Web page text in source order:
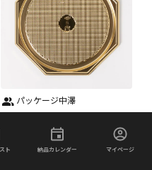
ト 納品カレンダー マイページ
パッケージ中澤